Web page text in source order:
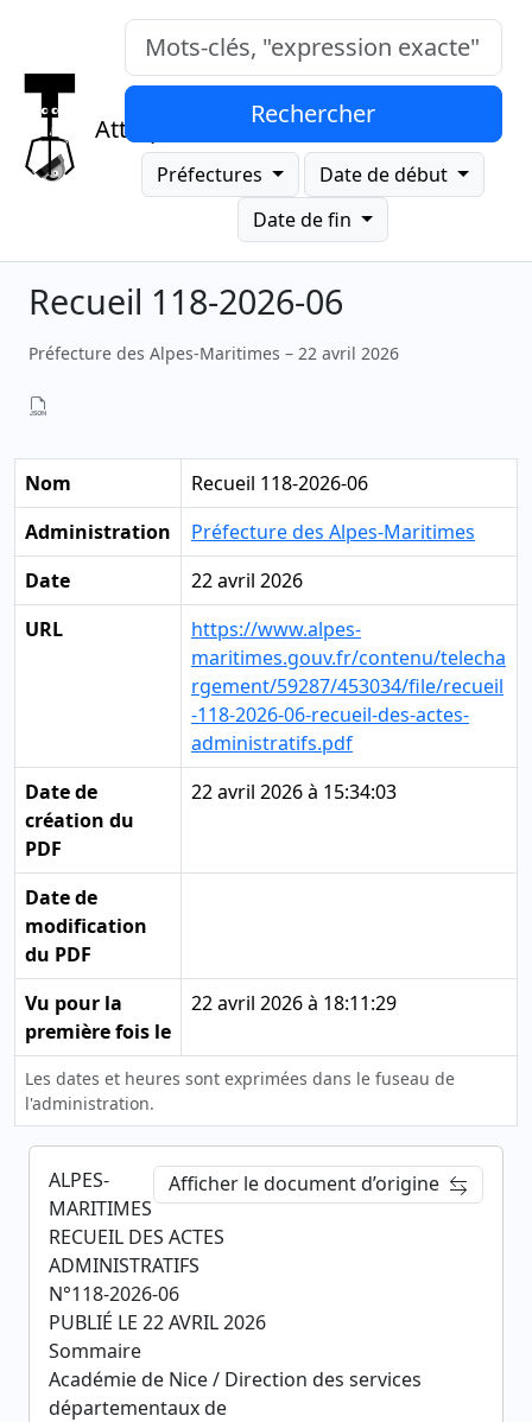
Attrap
Mots-clés, "expression exacte"
Rechercher
Préfectures
Date de début
Date de fin
Recueil 118-2026-06
Préfecture des Alpes-Maritimes – 22 avril 2026
Nom
Recueil 118-2026-06
Administration
Préfecture des Alpes-Maritimes
Date
22 avril 2026
URL
https://www.alpes-
maritimes.gouv.fr/contenu/telecha
rgement/59287/453034/file/recueil
-118-2026-06-recueil-des-actes-
administratifs.pdf
Date de
création du
PDF
22 avril 2026 à 15:34:03
Date de
modification
du PDF
Vu pour la
première fois le
22 avril 2026 à 18:11:29
Les dates et heures sont exprimées dans le fuseau de
l'administration.
Afficher le document d’origine
ALPES-
MARITIMES
RECUEIL DES ACTES
ADMINISTRATIFS
N°118-2026-06
PUBLIÉ LE 22 AVRIL 2026
Sommaire
Académie de Nice / Direction des services
départementaux de